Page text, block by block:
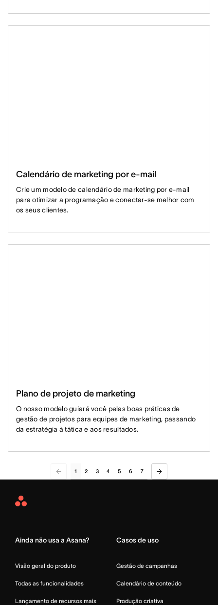
Calendário de marketing por e-mail
Crie um modelo de calendário de marketing por e-mail
para otimizar a programação e conectar-se melhor com
os seus clientes.
Plano de projeto de marketing
O nosso modelo guiará você pelas boas práticas de
gestão de projetos para equipes de marketing, passando
da estratégia à tática e aos resultados.
1 2 3 4 5 6 7
Asana
Ainda não usa a Asana?
Visão geral do produto
Todas as funcionalidades
Lançamento de recursos mais
Casos de uso
Gestão de campanhas
Calendário de conteúdo
Produção criativa